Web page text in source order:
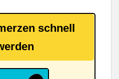
schnell